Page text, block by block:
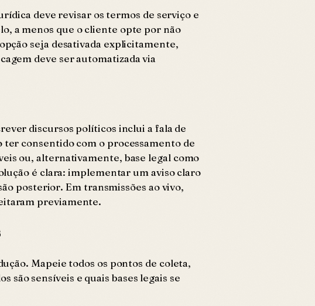
deve revisar os termos de serviço e
a menos que o cliente opte por não
seja desativada explicitamente,
deve ser automatizada via
discursos políticos inclui a fala de
ter consentido com o processamento de
ou, alternativamente, base legal como
é clara: implementar um aviso claro
posterior. Em transmissões ao vivo,
previamente.
Mapeie todos os pontos de coleta,
sensíveis e quais bases legais se